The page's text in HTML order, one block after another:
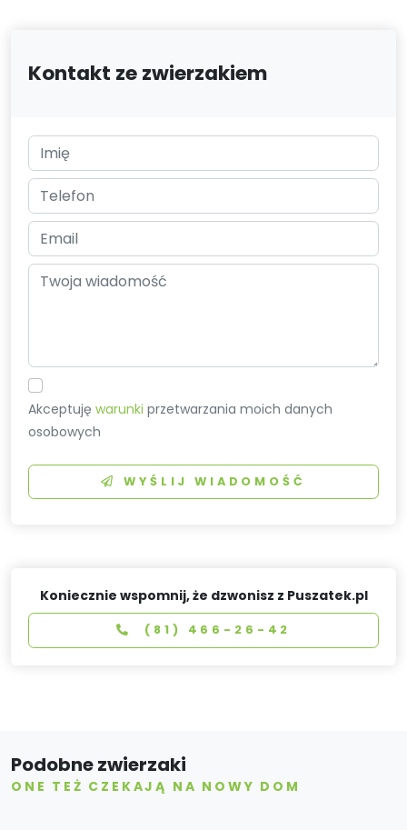
Kontakt ze zwierzakiem
Akceptujęwarunki przetwarzania moich danych
osobowych
WYŚLIJ WIADOMOŚĆ
Koniecznie wspomnij, że dzwonisz z Puszatek.pl
(81) 466-26-42
Podobne zwierzaki
ONE TEŻ CZEKAJĄ NA NOWY DOM